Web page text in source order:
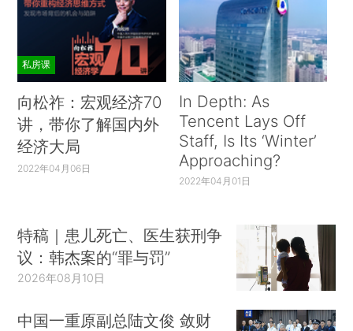
私房课
向松祚：宏观经济70
讲，带你了解国内外
经济大局
2022年04月06日
In Depth: As
Tencent Lays Off
Staff, Is Its ‘Winter’
Approaching?
2022年04月01日
特稿｜患儿死亡、医生获刑争
议：韩杰案的“罪与罚”
2026年08月10日
中国一重原副总陆文俊 敛财